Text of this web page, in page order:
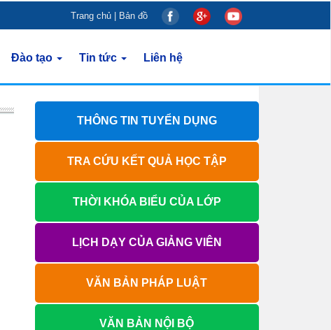
Trang chủ Bản đồ
Đào tạo Tin tức Liên hệ
THÔNG TIN TUYỂN DỤNG
TRA CỨU KẾT QUẢ HỌC TẬP
THỜI KHÓA BIỂU CỦA LỚP
LỊCH DẠY CỦA GIẢNG VIÊN
VĂN BẢN PHÁP LUẬT
VĂN BẢN NỘI BỘ